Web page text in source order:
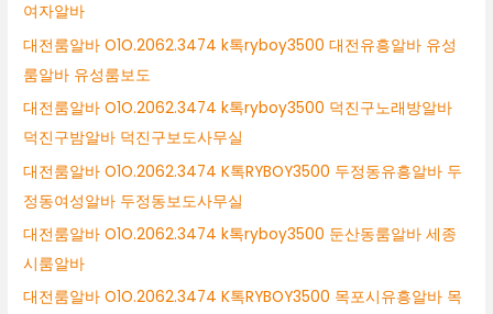
여자알바
대전룸알바 O1O.2062.3474 k톡ryboy3500 대전유흥알바 유성
룸알바 유성룸보도
대전룸알바 O1O.2062.3474 k톡ryboy3500 덕진구노래방알바
덕진구밤알바 덕진구보도사무실
대전룸알바 O1O.2062.3474 K톡RYBOY3500 두정동유흥알바 두
정동여성알바 두정동보도사무실
대전룸알바 O1O.2062.3474 k톡ryboy3500 둔산동룸알바 세종
시룸알바
대전룸알바 O1O.2062.3474 K톡RYBOY3500 목포시유흥알바 목